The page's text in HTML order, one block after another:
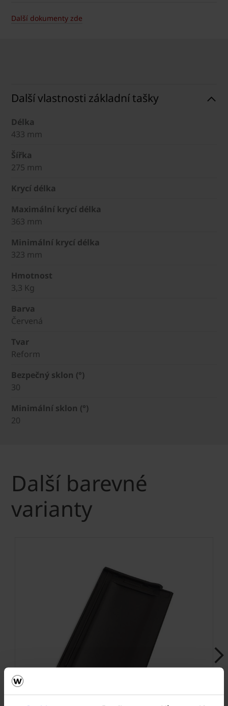
Další dokumenty zde
Další vlastnosti základní tašky
Délka
433 mm
Šířka
275 mm
Krycí délka
Maximální krycí délka
363 mm
Minimální krycí délka
323 mm
Hmotnost
3,3 Kg
Barva
Červená
Tvar
Reform
Bezpečný sklon (°)
30
Minimální sklon (°)
20
Další barevné
varianty
Next